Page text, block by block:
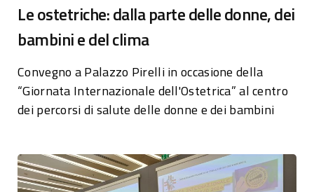
Le ostetriche: dalla parte delle donne, dei
bambini e del clima
Convegno a Palazzo Pirelli in occasione della
“Giornata Internazionale dell'Ostetrica” al centro
dei percorsi di salute delle donne e dei bambini